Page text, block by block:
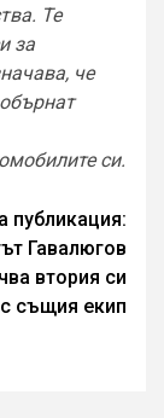
Те
за
че
си.
публикация:
Гавалюгов
втория си
същия екип